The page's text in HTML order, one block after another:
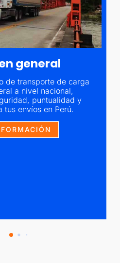
general
de transporte de carga
a nivel nacional,
puntualidad y
tus envíos en Perú.